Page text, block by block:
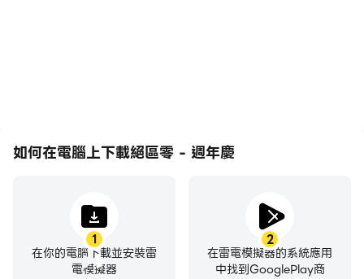
如何在電腦上下載絕區零 - 週年慶
1
在你的電腦下載並安裝雷
電模擬器
2
在雷電模擬器的系統應用
中找到GooglePlay商